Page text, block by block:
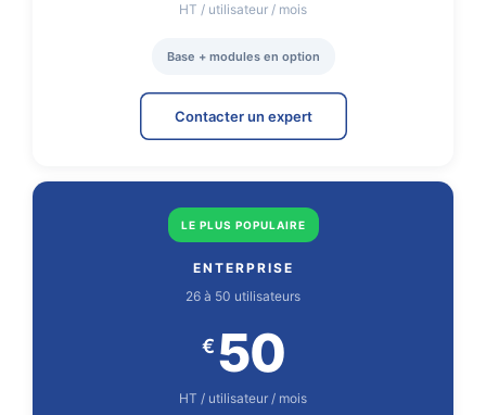
HT / utilisateur / mois
Base + modules en option
Contacter un expert
LE PLUS POPULAIRE
ENTERPRISE
26 à 50 utilisateurs
€ 50
HT / utilisateur / mois